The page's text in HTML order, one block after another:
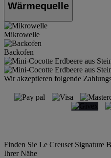
Wärmequelle
Mikrowelle
Backofen
Wir akzeptieren folgende
Finden Sie Le Creuset Signature
Ihrer Nähe